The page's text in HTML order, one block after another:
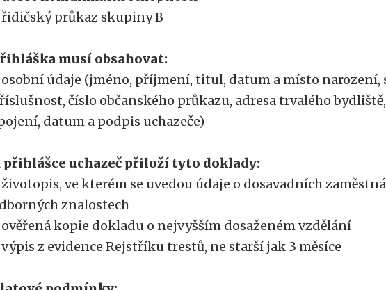
průkaz skupiny B
musí obsahovat:
údaje (jméno, příjmení, titul, datum a místo narození,
číslo občanského průkazu, adresa trvalého
datum a podpis uchazeče)
přihlášce uchazeč přiloží tyto doklady:
ve kterém se uvedou údaje o dosavadních
znalostech
kopie dokladu o nejvyšším dosaženém vzdělání
z evidence Rejstříku trestů, ne starší jak 3 měsíce